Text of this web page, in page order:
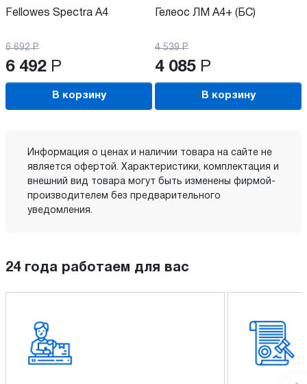
Fellowes Spectra A4
6 692 Р
6 492 Р
В корзину
Гелеос ЛМ А4+ (БС)
4 539 Р
4 085 Р
В корзину
Информация о ценах и наличии товара на сайте не
является офертой. Характеристики, комплектация и
внешний вид товара могут быть изменены фирмой-
производителем без предварительного
уведомления.
24 года работаем для вас